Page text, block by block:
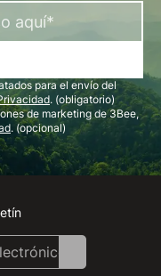
para el envío del
. (obligatorio)
de marketing de 3Bee,
. (opcional)